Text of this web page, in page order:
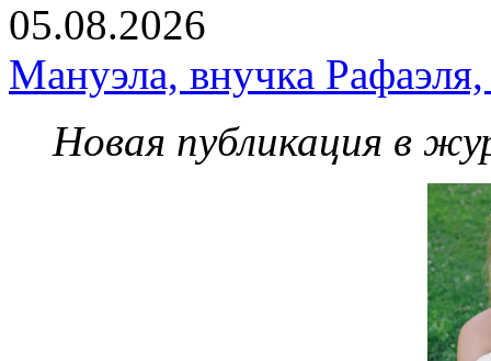
05.08.2026
Мануэла, внучка
Новая публикация в